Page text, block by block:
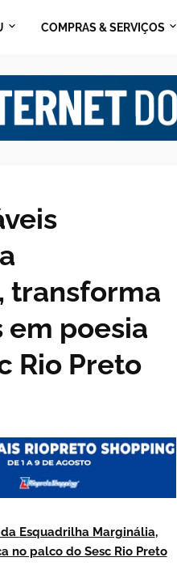
COMPRAS & SERVIÇOS
transforma
poesia
Rio Preto
Esquadrilha Marginália,
no palco do Sesc Rio Preto